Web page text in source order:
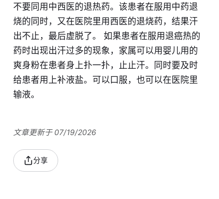
不要同用中西医的退热药。该患者在服用中药退
烧的同时，又在医院里用西医的退烧药，结果汗
出不止，最后虚脱了。 如果患者在服用退癌热的
药时出现出汗过多的现象，家属可以用婴儿用的
爽身粉在患者身上扑一扑，止止汗。同时要及时
给患者用上补液盐。可以口服，也可以在医院里
输液。
文章更新于 07/19/2026
分享